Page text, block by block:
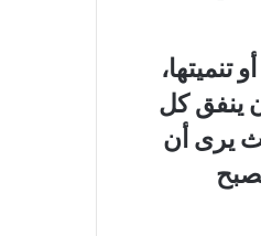
ينفق كل
يرى أن